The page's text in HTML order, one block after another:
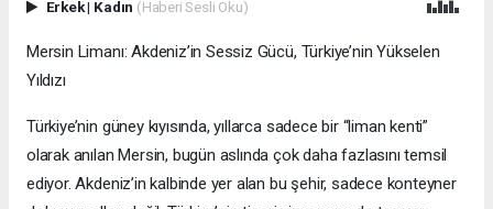
Erkek| Kadın (Haberi Sesli Oku)
Mersin Limanı: Akdeniz’in Sessiz Gücü, Türkiye’nin Yükselen
Yıldızı
Türkiye’nin güney kıyısında, yıllarca sadece bir “liman kenti”
olarak anılan Mersin, bugün aslında çok daha fazlasını temsil
ediyor. Akdeniz’in kalbinde yer alan bu şehir, sadece konteyner